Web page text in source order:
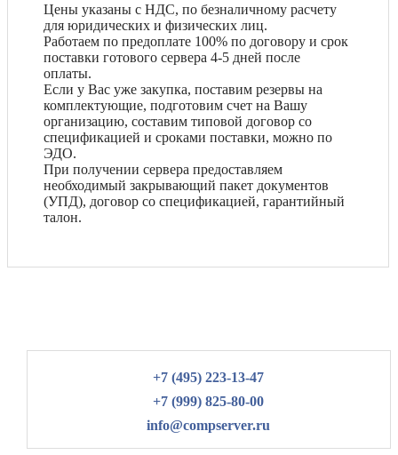
Цены указаны с НДС, по безналичному расчету
для юридических и физических лиц.
Работаем по предоплате 100% по договору и срок
поставки готового сервера 4-5 дней после
оплаты.
Если у Вас уже закупка, поставим резервы на
комплектующие, подготовим счет на Вашу
организацию, составим типовой договор со
спецификацией и сроками поставки, можно по
ЭДО.
При получении сервера предоставляем
необходимый закрывающий пакет документов
(УПД), договор со спецификацией, гарантийный
талон.
+7 (495) 223-13-47
+7 (999) 825-80-00
info@compserver.ru